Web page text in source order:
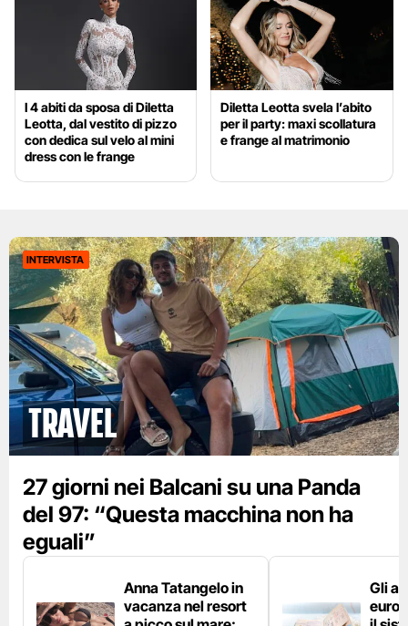
I 4 abiti da sposa di Diletta
Leotta, dal vestito di pizzo
con dedica sul velo al mini
dress con le frange
Diletta Leotta svela l’abito
per il party: maxi scollatura
e frange al matrimonio
INTERVISTA
Travel
27 giorni nei Balcani su una Panda
del 97: “Questa macchina non ha
eguali”
Anna Tatangelo in
vacanza nel resort
Gli